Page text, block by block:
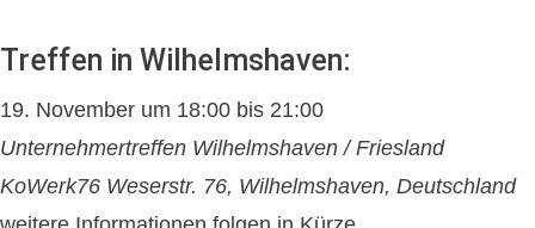
Treffen in Wilhelmshaven:
19. November um 18:00 bis 21:00
Unternehmertreffen Wilhelmshaven / Friesland
KoWerk76 Weserstr. 76, Wilhelmshaven, Deutschland